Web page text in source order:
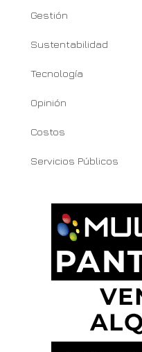
Gestión
Sustentabilidad
Tecnología
Opinión
Costos
Servicios Públicos